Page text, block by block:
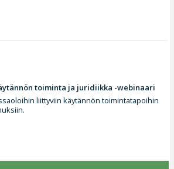
toiminta ja juridiikka -webinaari
liittyviin käytännön toimintatapoihin